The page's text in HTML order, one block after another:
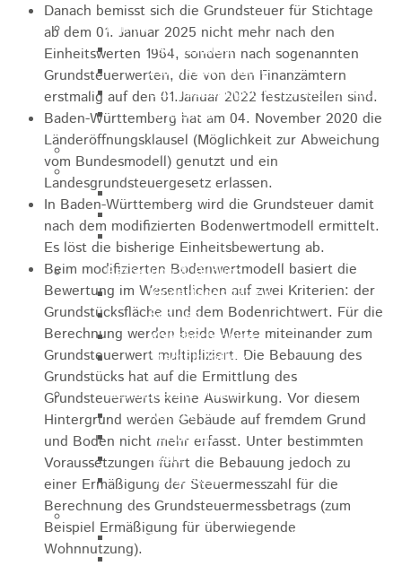
Familie
Familienbüro
Zukunftswerkstatt
Sozialpädagogische Familienberatung
Kinderfest
Ferienprogramm
Jugend
Jugendbüro
Stadtjugendring
JIL
Betreuung & Bildung
Kindertagesstätten
Schulen
Volkshochschule
Stadtbibliothek
Gesundheit & Medizin
Notrufe
Notdienste
Ärzte
Apotheken
Kirchen
Evangelische St.-Ulrich-Kirche
Danach bemisst sich die Grundsteuer für Stichtage
ab dem 01. Januar 2025 nicht mehr nach den
Einheitswerten 1964, sondern nach sogenannten
Grundsteuerwerten, die von den Finanzämtern
erstmalig auf den 01.Januar 2022 festzustellen sind.
Baden-Württemberg hat am 04. November 2020 die
Länderöffnungsklausel (Möglichkeit zur Abweichung
vom Bundesmodell) genutzt und ein
Landesgrundsteuergesetz erlassen.
In Baden-Württemberg wird die Grundsteuer damit
nach dem modifizierten Bodenwertmodell ermittelt.
Es löst die bisherige Einheitsbewertung ab.
Beim modifizierten Bodenwertmodell basiert die
Bewertung im Wesentlichen auf zwei Kriterien: der
Grundstücksfläche und dem Bodenrichtwert. Für die
Berechnung werden beide Werte miteinander zum
Grundsteuerwert multipliziert. Die Bebauung des
Grundstücks hat auf die Ermittlung des
Grundsteuerwerts keine Auswirkung. Vor diesem
Hintergrund werden Gebäude auf fremdem Grund
und Boden nicht mehr erfasst. Unter bestimmten
Voraussetzungen führt die Bebauung jedoch zu
einer Ermäßigung der Steuermesszahl für die
Berechnung des Grundsteuermessbetrags (zum
Beispiel Ermäßigung für überwiegende
Wohnnutzung).